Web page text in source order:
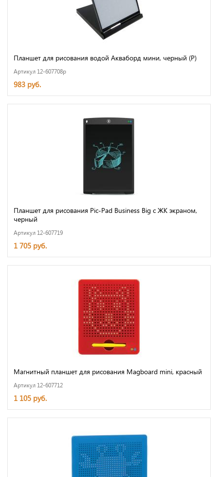
Планшет для рисования водой Акваборд мини, черный (P)
Артикул 12-607708p
983 руб.
Планшет для рисования Pic-Pad Business Big с ЖК экраном,
черный
Артикул 12-607719
1 705 руб.
Магнитный планшет для рисования Magboard mini, красный
Артикул 12-607712
1 105 руб.